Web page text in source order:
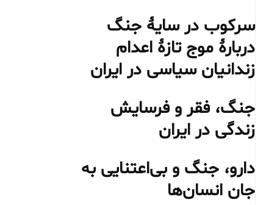
سرکوب در سایهٔ جنگ
دربارهٔ موج تازهٔ اعدام
زندانیان سیاسی در ایران
جنگ، فقر و فرسایش
زندگی در ایران
دارو، جنگ و بی‌اعتنایی به
جان انسان‌ها